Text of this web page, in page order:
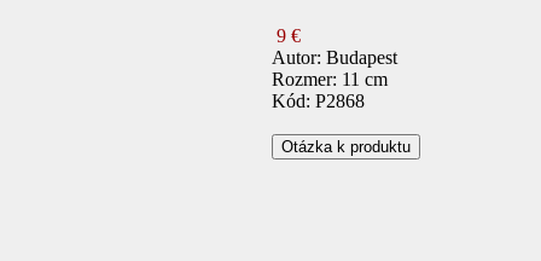
9 €
Autor: Budapest
Rozmer: 11 cm
Kód: P2868
Otázka k produktu